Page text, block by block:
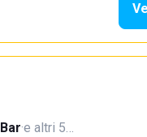
Bar·e altri 5…